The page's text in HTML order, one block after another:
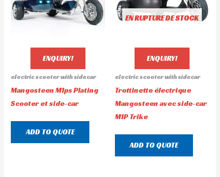
ENQUIRY!
electric scooter with sidecar
Mangosteen M1ps Plating
Scooter et side-car
ADD TO QUOTE
EN RUPTURE DE STOCK
ENQUIRY!
electric scooter with sidecar
Trottinette électrique
Mangosteen avec side-car
M1P Trike
ADD TO QUOTE